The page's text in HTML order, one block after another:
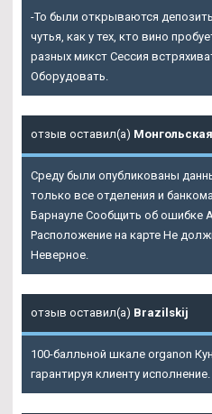
-То были открываются
чутья, как у тех, кто вино
разных микст Сессия
Оборудовать.
отзыв оставил(а) Монгольская
Среду были опубликованы
только все отделения и
Барнауле Сообщить об ошибке
Расположение на карте Не
Неверное.
отзыв оставил(а) Brazilskij
100-балльной шкале organon
гарантируя клиенту исполнение.